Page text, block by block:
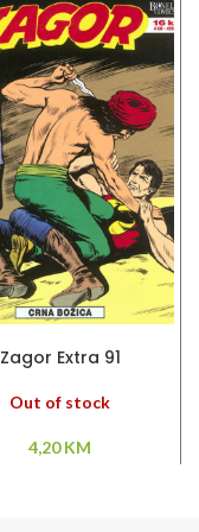
Zagor Extra 91
Out of stock
4,20KM